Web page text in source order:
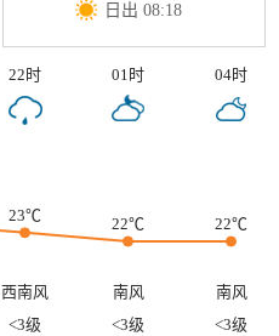
日出 08:18
22时 01时 04时
23℃ 22℃ 22℃
西南风 南风
南风
<3级 <3级 <3级